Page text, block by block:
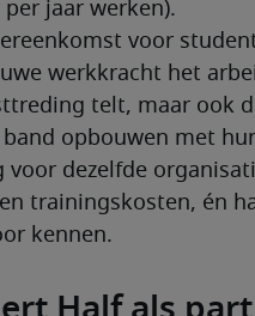
telt, maar ook
opbouwen met
voor dezelfde
trainingskosten, én
kennen.